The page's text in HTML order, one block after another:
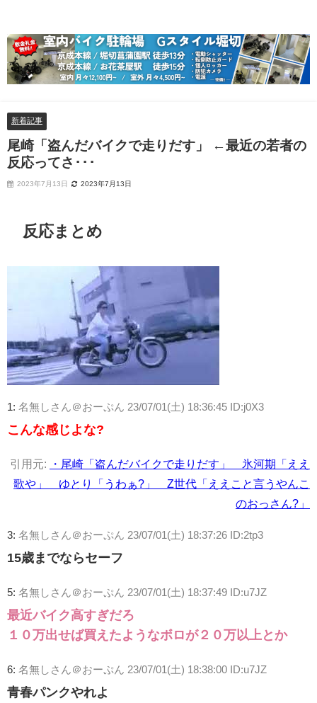
新着記事
尾崎「盗んだバイクで走りだす」 ←最近の若者の
反応ってさ･･･
2023年7月13日 2023年7月13日
反応まとめ
1: 名無しさん＠おーぷん 23/07/01(土) 18:36:45 ID:j0X3
こんな感じよな?
引用元:
・尾崎「盗んだバイクで走りだす」 氷河期「ええ
歌や」 ゆとり「うわぁ?」 Z世代「ええこと言うやんこ
のおっさん?」
3: 名無しさん＠おーぷん 23/07/01(土) 18:37:26 ID:2tp3
15歳までならセーフ
5: 名無しさん＠おーぷん 23/07/01(土) 18:37:49 ID:u7JZ
最近バイク高すぎだろ
１０万出せば買えたようなボロが２０万以上とか
6: 名無しさん＠おーぷん 23/07/01(土) 18:38:00 ID:u7JZ
青春パンクやれよ